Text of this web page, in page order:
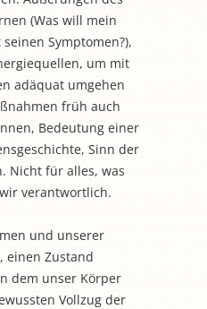
(Was will mein
Symptomen?),
um mit
adäquat umgehen
früh auch
Bedeutung einer
Sinn der
Nicht für alles, was
verantwortlich.
und unserer
einen Zustand
dem unser Körper
Vollzug der